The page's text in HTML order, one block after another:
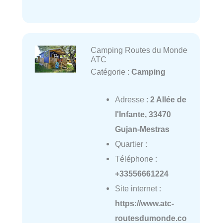
Camping Routes du Monde
ATC
Catégorie : Camping
Adresse : 2 Allée de
l'Infante, 33470
Gujan-Mestras
Quartier :
Téléphone :
+33556661224
Site internet :
https://www.atc-
routesdumonde.co